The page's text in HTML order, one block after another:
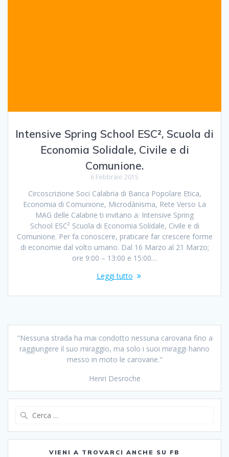
Intensive Spring School ESC², Scuola di
Economia Solidale, Civile e di
Comunione.
6 Febbraio 2015
Circoscrizione Soci Calabria di Banca Popolare Etica,
Economia di Comunione, Microdànisma, Rete Verso La
MAG delle Calabrie ti invitano a: Intensive Spring
School ESC² Scuola di Economia Solidale, Civile e di
Comunione. Per fa conoscere, praticare far crescere forme
di economie dal volto umano. Dal 16 Marzo al 21 Marzo;
ore 9:00 – 13:00 e 15:00…
Leggi tutto
"Nessuna strada ha mai condotto nessuna carovana fino a
raggiungere il suo miraggio, ma solo i suoi miraggi hanno
messo in moto le carovane."
Henri Desroche
VIENI A TROVARCI ANCHE SU FB